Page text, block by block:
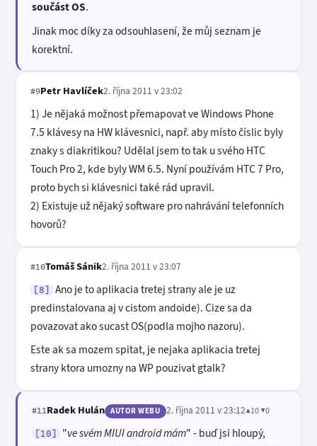
součást OS.
Jinak moc díky za odsouhlasení, že můj seznam je
korektní.
#9Petr Havlíček2. října 2011 v 23:02
1) Je nějaká možnost přemapovat ve Windows Phone
7.5 klávesy na HW klávesnici, např. aby místo číslic byly
znaky s diakritikou? Udělal jsem to tak u svého HTC
Touch Pro 2, kde byly WM 6.5. Nyní používám HTC 7 Pro,
proto bych si klávesnici také rád upravil.
2) Existuje už nějaký software pro nahrávání telefonních
hovorů?
#10Tomáš Sánik2. října 2011 v 23:07
[8]
Ano je to aplikacia tretej strany ale je uz
predinstalovana aj v cistom andoide). Cize sa da
povazovat ako sucast OS(podla mojho nazoru).
Este ak sa mozem spitat, je nejaka aplikacia tretej
strany ktora umozny na WP pouzivat gtalk?
#11Radek Hulán AUTOR WEBU 2. října 2011 v 23:12▲10 ▼0
[10] "ve svém MIUI android mám" - buď jsi hloupý,